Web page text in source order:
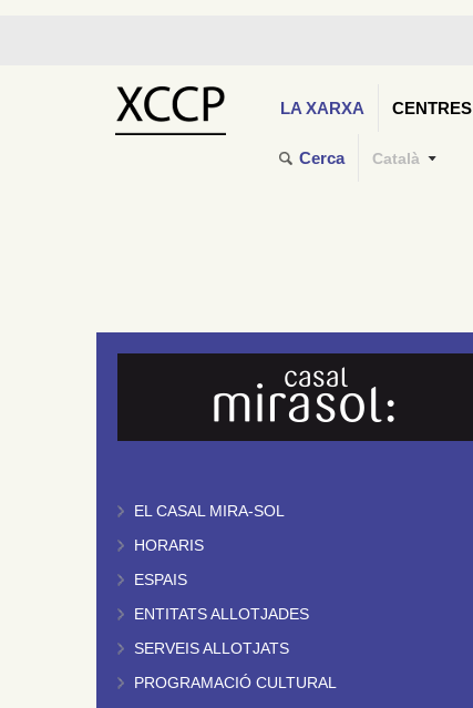
LA XARXA CENTRES
Cerca Català
EL CASAL MIRA-SOL
HORARIS
ESPAIS
ENTITATS ALLOTJADES
SERVEIS ALLOTJATS
PROGRAMACIÓ CULTURAL